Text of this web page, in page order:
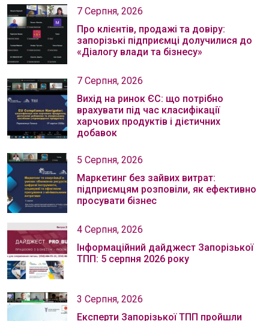
7 Серпня, 2026
Про клієнтів, продажі та довіру:
запорізькі підприємці долучилися до
«Діалогу влади та бізнесу»
7 Серпня, 2026
Вихід на ринок ЄС: що потрібно
врахувати під час класифікації
харчових продуктів і дієтичних
добавок
5 Серпня, 2026
Маркетинг без зайвих витрат:
підприємцям розповіли, як ефективно
просувати бізнес
4 Серпня, 2026
Інформаційний дайджест Запорізької
ТПП: 5 серпня 2026 року
3 Серпня, 2026
Експерти Запорізької ТПП пройшли